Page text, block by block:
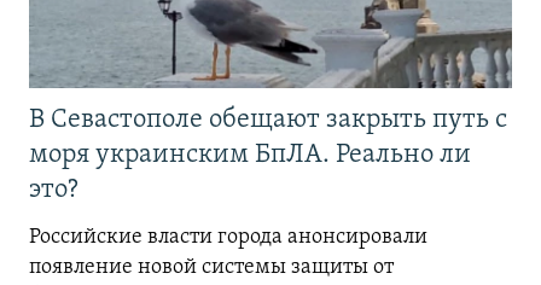
В Севастополе обещают закрыть путь с
моря украинским БпЛА. Реально ли
это?
Российские власти города анонсировали
появление новой системы защиты от